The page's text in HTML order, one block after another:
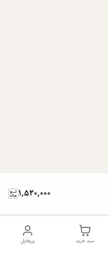
1,520,000
پروفایل سبد خرید